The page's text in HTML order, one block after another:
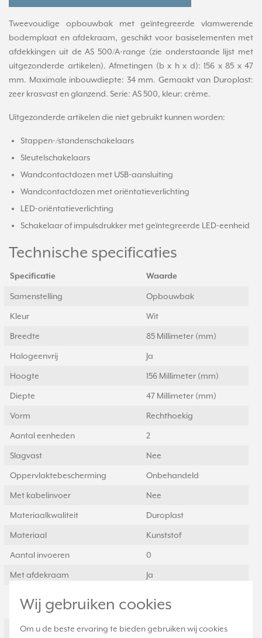
Wij gebruiken cookies
Om u de beste ervaring te bieden gebruiken wij cookies
Tweevoudige opbouwbak met geïntegreerde vlamwerende
bodemplaat en afdekraam, geschikt voor basiselementen met
afdekkingen uit de AS 500/A-range (zie onderstaande lijst met
uitgezonderde artikelen). Afmetingen (b x h x d): 156 x 85 x 47
mm. Maximale inbouwdiepte: 34 mm. Gemaakt van Duroplast:
zeer krasvast en glanzend. Serie: AS 500, kleur: crème.
Uitgezonderde artikelen die niet gebruikt kunnen worden:
Stappen-/standenschakelaars
Sleutelschakelaars
Wandcontactdozen met USB-aansluiting
Wandcontactdozen met oriëntatieverlichting
LED-oriëntatieverlichting
Schakelaar of impulsdrukker met geïntegreerde LED-eenheid
Technische specificaties
Specificatie Waarde
Samenstelling Opbouwbak
Kleur Wit
Breedte 85 Millimeter (mm)
Halogeenvrij Ja
Hoogte 156 Millimeter (mm)
Diepte 47 Millimeter (mm)
Vorm Rechthoekig
Aantal eenheden 2
Slagvast Nee
Oppervlaktebescherming Onbehandeld
Met kabelinvoer Nee
Materiaalkwaliteit Duroplast
Materiaal Kunststof
Aantal invoeren 0
Met afdekraam Ja
verticaal
RAL-nummer (vergelijkbaar) 1013